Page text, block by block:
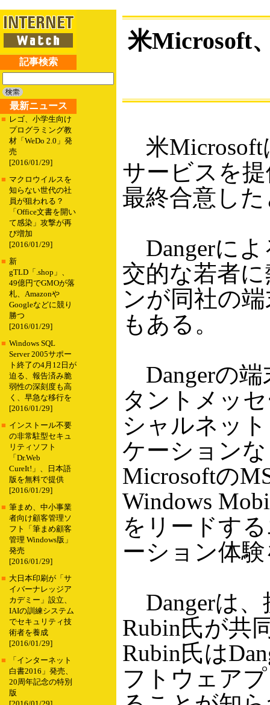
記事検索
最新ニュース
■ レゴ、小学生向け
プログラミング教
材「WeDo 2.0」発
売
[2016/01/29]
■ マクロウイルスを
知らない世代の社
員が狙われる？
「Office文書を開い
て感染」攻撃が再
び増加
[2016/01/29]
■ 新
gTLD「.shop」、
49億円でGMOが落
札、Amazonや
Googleなどに競り
勝つ
[2016/01/29]
■ Windows SQL
Server 2005サポー
ト終了の4月12日が
迫る、報告済み脆
弱性の深刻度も高
く、早急な移行を
[2016/01/29]
■ インストール不要
の非常駐型セキュ
リティソフト
「Dr.Web
CureIt!」、日本語
版を無料で提供
[2016/01/29]
■ 筆まめ、中小事業
者向け顧客管理ソ
フト「筆まめ顧客
管理 Windows版」
発売
[2016/01/29]
■ 大日本印刷が「サ
イバーナレッジア
カデミー」設立、
IAIの訓練システム
でセキュリティ技
術者を養成
[2016/01/29]
■
「インターネット
白書2016」発売、
20周年記念の特別
版
米Microsoft
米Microsoft
サービスを
最終合意し
Dangerによ
交的な若者
ンが同社の
もある。
Dangerの端
タントメッ
シャルネッ
ケーション
Microsoftの
Windows
をリードす
ーション体
Dangerは、
Rubin氏が共
Rubin氏は
フトウェア